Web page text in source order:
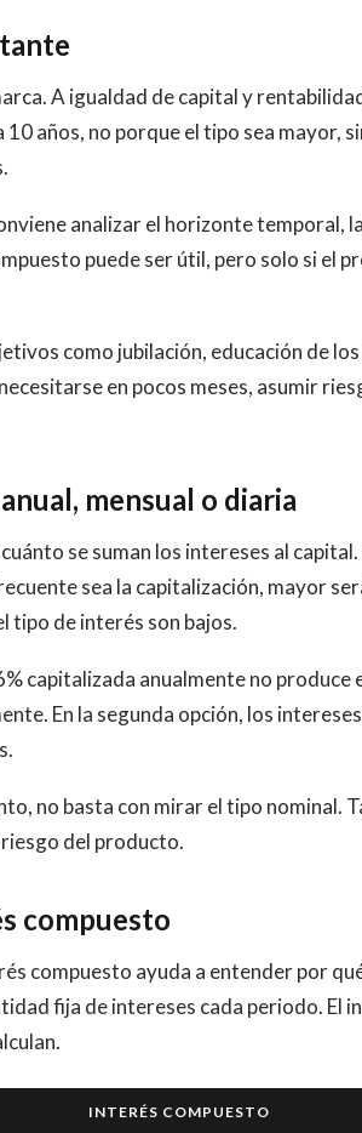
A igualdad de capital y
años, no porque el tipo sea mayor,
analizar el horizonte temporal,
puede ser útil, pero solo si el
como jubilación, educación de
en pocos meses, asumir
mensual o diaria
se suman los intereses al
sea la capitalización, mayor
tipo de interés son bajos.
capitalizada anualmente no produce
En la segunda opción, los
no basta con mirar el tipo nominal.
del producto.
compuesto
compuesto ayuda a entender por
fija de intereses cada periodo. El
INTERÉS COMPUESTO